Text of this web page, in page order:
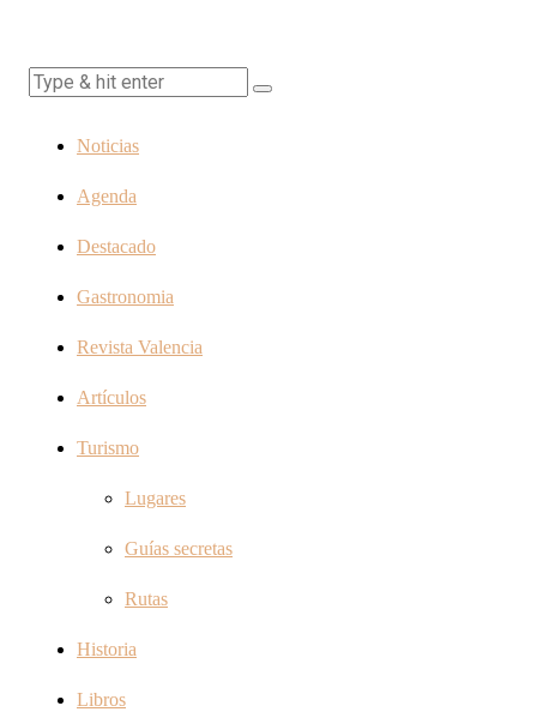
Noticias
Agenda
Destacado
Gastronomia
Revista Valencia
Artículos
Turismo
Lugares
Guías secretas
Rutas
Historia
Libros